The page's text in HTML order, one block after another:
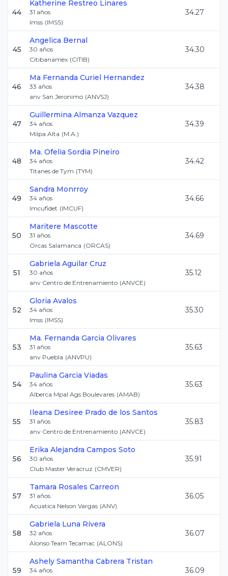
44
Katherine Restreo Linares
31 años
Imss (IMSS)
34.27
45
Angelica Bernal
30 años
Citibanamex (CITIB)
34.30
46
Ma Fernanda Curiel Hernandez
33 años
anv San Jeronimo (ANVSJ)
34.38
47
Guillermina Almanza Vazquez
34 años
Milpa Alta (M.A.)
34.39
48
Ma. Ofelia Sordia Pineiro
34 años
Titanes de Tym (TYM)
34.42
49
Sandra Monrroy
34 años
Imcufidet (IMCUF)
34.66
50
Maritere Mascotte
31 años
Orcas Salamanca (ORCAS)
34.69
51
Gabriela Aguilar Cruz
30 años
anv Centro de Entrenamiento (ANVCE)
35.12
52
Gloria Avalos
34 años
Imss (IMSS)
35.30
53
Ma. Fernanda Garcia Olivares
31 años
anv Puebla (ANVPU)
35.63
54
Paulina Garcia Viadas
34 años
Alberca Mpal Ags Boulevares (AMAB)
35.63
55
Ileana Desiree Prado de los Santos
31 años
anv Centro de Entrenamiento (ANVCE)
35.83
56
Erika Alejandra Campos Soto
30 años
Club Master Veracruz (CMVER)
35.91
57
Tamara Rosales Carreon
31 años
Acuatica Nelson Vargas (ANV)
36.05
58
Gabriela Luna Rivera
32 años
Alonso Team Tecamac (ALONS)
36.07
59
Ashely Samantha Cabrera Tristan
34 años
36.09